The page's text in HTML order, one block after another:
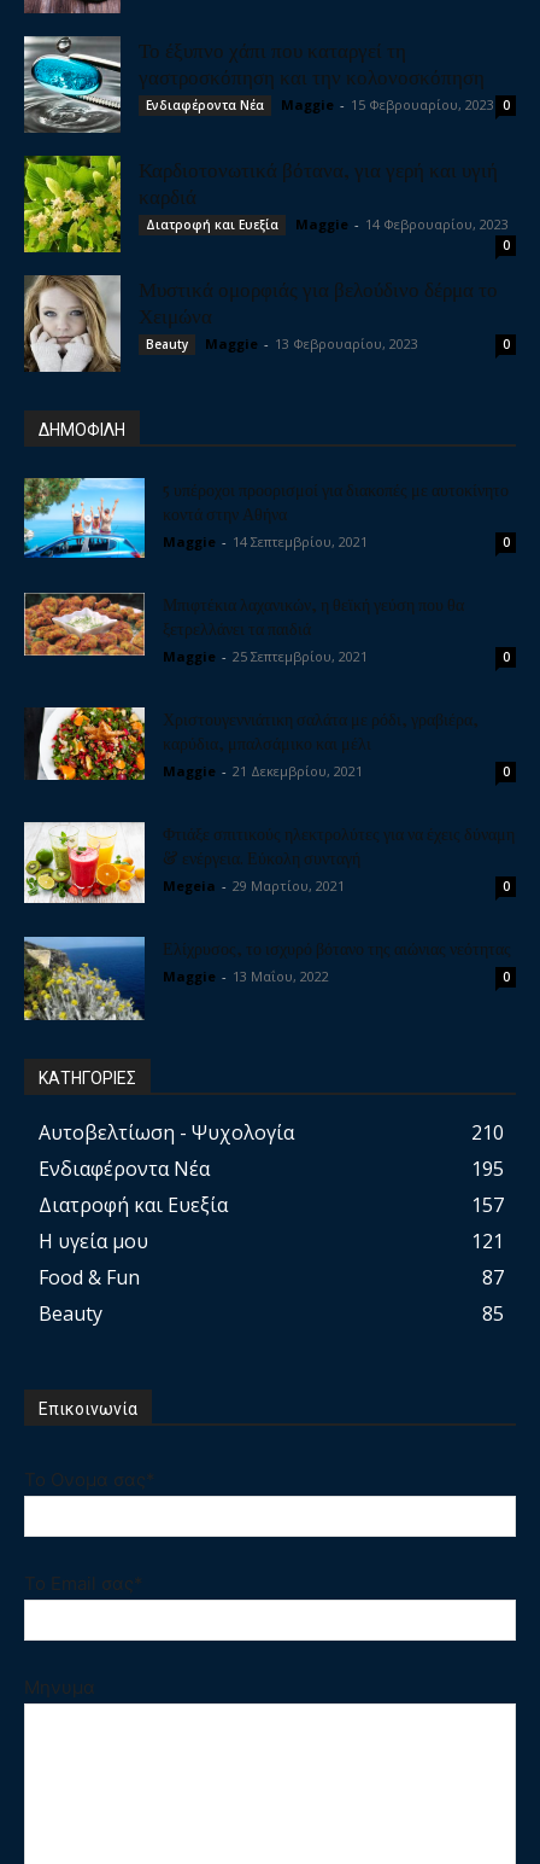
Το έξυπνο χάπι που καταργεί τη
γαστροσκόπηση και την κολονοσκόπηση
Ενδιαφέροντα Νέα Maggie - 15 Φεβρουαρίου, 2023 0
Καρδιοτονωτικά βότανα, για γερή και υγιή
καρδιά
Διατροφή και Ευεξία Maggie - 14 Φεβρουαρίου, 2023
0
Μυστικά ομορφιάς για βελούδινο δέρμα το
Χειμώνα
Beauty Maggie - 13 Φεβρουαρίου, 2023 0
ΔΗΜΟΦΙΛΗ
5 υπέροχοι προορισμοί για διακοπές με αυτοκίνητο
κοντά στην Αθήνα
Maggie - 14 Σεπτεμβρίου, 2021 0
Μπιφτέκια λαχανικών, η θεϊκή γεύση που θα
ξετρελλάνει τα παιδιά
Maggie - 25 Σεπτεμβρίου, 2021 0
Χριστουγεννιάτικη σαλάτα με ρόδι, γραβιέρα,
καρύδια, μπαλσάμικο και μέλι
Maggie - 21 Δεκεμβρίου, 2021 0
Φτιάξε σπιτικούς ηλεκτρολύτες για να έχεις δύναμη
& ενέργεια. Εύκολη συνταγή
Megeia - 29 Μαρτίου, 2021 0
Ελίχρυσος, το ισχυρό βότανο της αιώνιας νεότητας
Maggie - 13 Μαΐου, 2022 0
ΚΑΤΗΓΟΡΙΕΣ
Αυτοβελτίωση - Ψυχολογία
210
Ενδιαφέροντα Νέα
195
Διατροφή και Ευεξία
157
Η υγεία μου
121
Food & Fun
87
Beauty
85
Επικοινωνία
Το Ονομα σας*
Το Email σας*
Μηνυμα